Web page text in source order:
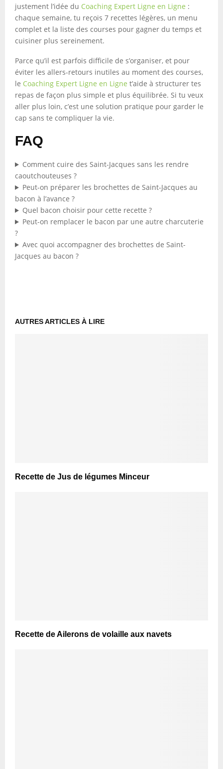
justement l’idée du Coaching Expert Ligne en Ligne :
chaque semaine, tu reçois 7 recettes légères, un menu
complet et la liste des courses pour gagner du temps et
cuisiner plus sereinement.
Parce qu’il est parfois difficile de s’organiser, et pour
éviter les allers-retours inutiles au moment des courses,
le Coaching Expert Ligne en Ligne t’aide à structurer tes
repas de façon plus simple et plus équilibrée. Si tu veux
aller plus loin, c’est une solution pratique pour garder le
cap sans te compliquer la vie.
FAQ
Comment cuire des Saint-Jacques sans les rendre
caoutchouteuses ?
Peut-on préparer les brochettes de Saint-Jacques au
bacon à l’avance ?
Quel bacon choisir pour cette recette ?
Peut-on remplacer le bacon par une autre charcuterie
?
Avec quoi accompagner des brochettes de Saint-
Jacques au bacon ?
AUTRES ARTICLES À LIRE
Recette de Jus de légumes Minceur
Recette de Ailerons de volaille aux navets